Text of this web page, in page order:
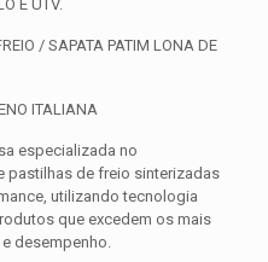
E UTV.
/ SAPATA PATIM LONA DE
ITALIANA
especializada no
pastilhas de freio sinterizadas
utilizando tecnologia
que excedem os mais
desempenho.